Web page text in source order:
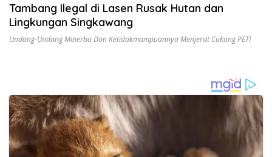
Tambang Ilegal di Lasen Rusak Hutan dan
Lingkungan Singkawang
Undang-Undang Minerba Dan Ketidakmampuannya Menjerat Cukong PETI